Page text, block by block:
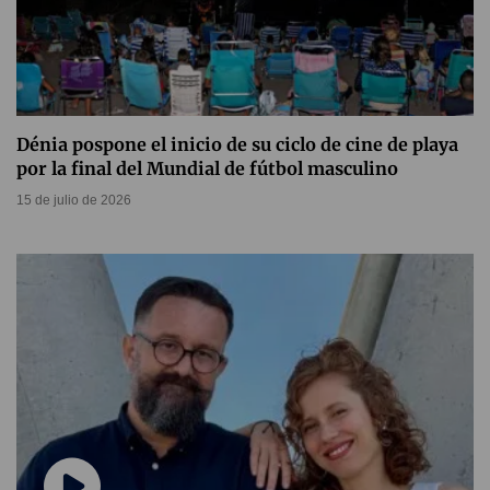
Dénia pospone el inicio de su ciclo de cine de playa
por la final del Mundial de fútbol masculino
15 de julio de 2026